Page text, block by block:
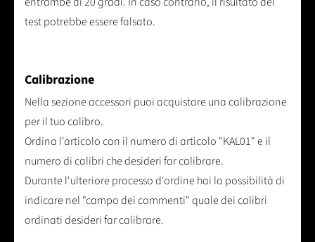
test potrebbe essere falsato.
Calibrazione
Nella sezione accessori puoi acquistare una calibrazione
per il tuo calibro.
Ordina l'articolo con il numero di articolo "KAL01" e il
numero di calibri che desideri far calibrare.
Durante l'ulteriore processo d'ordine hai la possibilità di
indicare nel "campo dei commenti" quale dei calibri
ordinati desideri far calibrare.